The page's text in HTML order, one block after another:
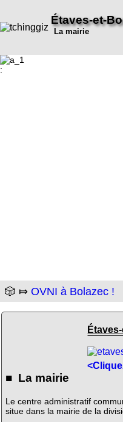
Étaves-et-
La mairie
:
🎲 ⤇ OVNI à Bolazec !
■ La mairie
Le centre administratif
situe dans la mairie de la